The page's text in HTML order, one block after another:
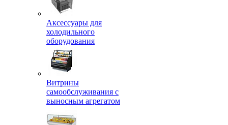
Аксессуары для
холодильного
оборудования
Витрины
самообслуживания с
выносным агрегатом